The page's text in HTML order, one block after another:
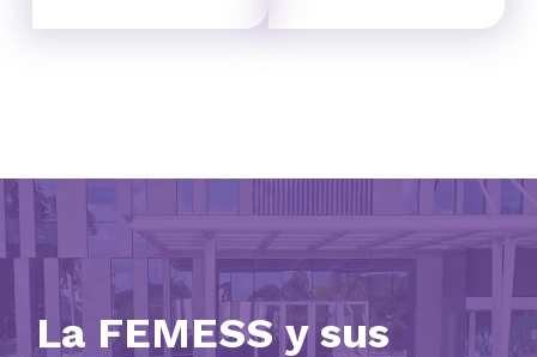
La FEMESS y sus